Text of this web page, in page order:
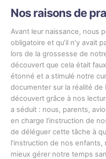
Nos raisons de
Avant leur naissance, nous
obligatoire et qu’il n’y avait
lors de la grossesse de
découvert que cela était
étonné et a stimulé notre
documenter sur la réalité de
découvert grâce à nos
a séduit : nous, parents,
en charge l’instruction de
de déléguer cette tâche à
l’instruction de nos
mieux gérer notre temps